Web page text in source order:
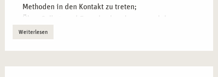
Bewusstheit für Nähe und Distanz in professionellen
Beziehungen entwickeln
Abgrenzung und Empathie.
Methoden in den Kontakt zu treten;
Üben Selbst- und Fremdwahrnehmung und deren
Artikulation und Beschreibung;
Probieren unterschiedlichste Ausdrucksmöglichkeiten;
Weiterlesen